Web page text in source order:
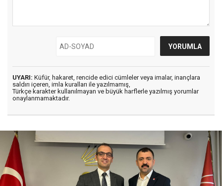
UYARI: Küfür, hakaret, rencide edici cümleler veya imalar, inançlara
saldırı içeren, imla kuralları ile yazılmamış,
Türkçe karakter kullanılmayan ve büyük harflerle yazılmış yorumlar
onaylanmamaktadır.